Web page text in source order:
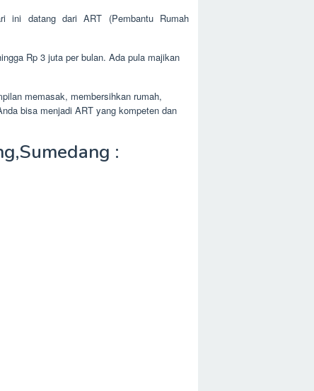
ini datang dari ART (Pembantu Rumah
Rp 3 juta per bulan. Ada pula majikan
memasak, membersihkan rumah,
bisa menjadi ART yang kompeten dan
: